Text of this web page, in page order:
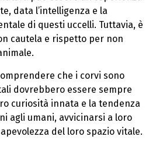
data l’intelligenza e la
di questi uccelli. Tuttavia, è
cautela e rispetto per non
che i corvi sono
dovrebbero essere sempre
curiosità innata e la tendenza
agli umani, avvicinarsi a loro
del loro spazio vitale.